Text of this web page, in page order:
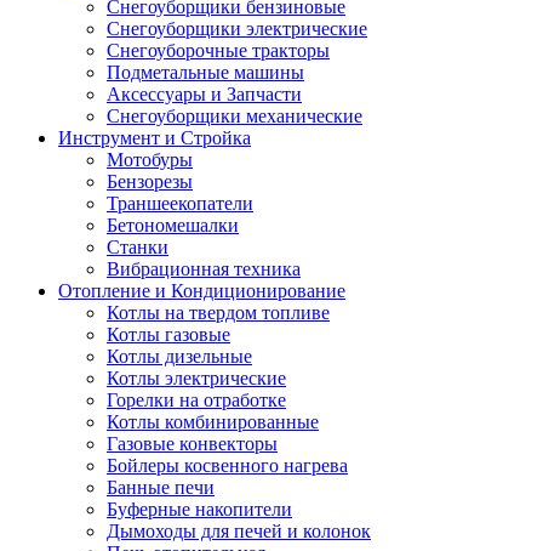
Снегоуборщики бензиновые
Снегоуборщики электрические
Снегоуборочные тракторы
Подметальные машины
Аксессуары и Запчасти
Снегоуборщики механические
Инструмент и Стройка
Мотобуры
Бензорезы
Траншеекопатели
Бетономешалки
Станки
Вибрационная техника
Отопление и Кондиционирование
Котлы на твердом топливе
Котлы газовые
Котлы дизельные
Котлы электрические
Горелки на отработке
Котлы комбинированные
Газовые конвекторы
Бойлеры косвенного нагрева
Банные печи
Буферные накопители
Дымоходы для печей и колонок